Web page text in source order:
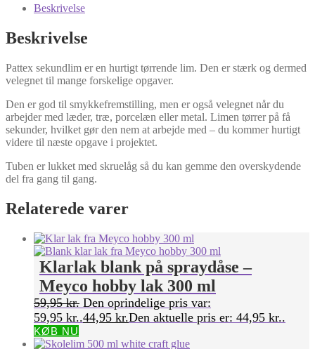
Beskrivelse
Beskrivelse
Pattex sekundlim er en hurtigt tørrende lim. Den er stærk og dermed
velegnet til mange forskelige opgaver.
Den er god til smykkefremstilling, men er også velegnet når du
arbejder med læder, træ, porcelæn eller metal. Limen tørrer på få
sekunder, hvilket gør den nem at arbejde med – du kommer hurtigt
videre til næste opgave i projektet.
Tuben er lukket med skruelåg så du kan gemme den overskydende
del fra gang til gang.
Relaterede varer
Klarlak blank på spraydåse –
Meyco hobby lak 300 ml
59,95kr. Den oprindelige pris var:
59,95 kr..44,95 kr.Den aktuelle pris er: 44,95 kr..
KØB NU